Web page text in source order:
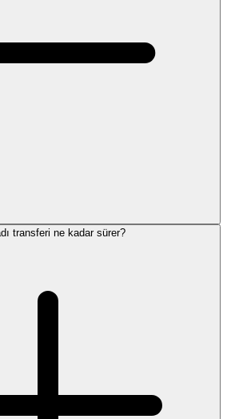
transferi ne kadar sürer?